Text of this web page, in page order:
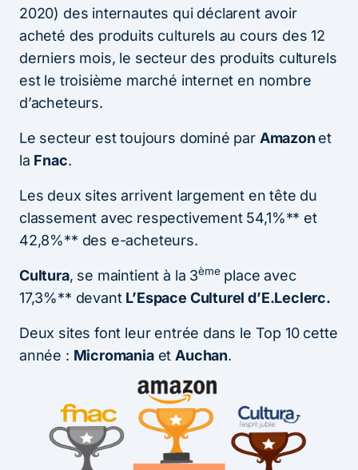
2020) des internautes qui déclarent avoir
acheté des produits culturels au cours des 12
derniers mois, le secteur des produits culturels
est le troisième marché internet en nombre
d’acheteurs.
Le secteur est toujours dominé par Amazon et
la Fnac.
Les deux sites arrivent largement en tête du
classement avec respectivement 54,1%** et
42,8%** des e-acheteurs.
Cultura, se maintient à la 3èmeplace avec
17,3%** devant L’Espace Culturel d’E.Leclerc.
Deux sites font leur entrée dans le Top 10 cette
année : Micromaniaet Auchan.